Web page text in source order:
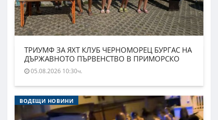
ТРИУМФ ЗА ЯХТ КЛУБ ЧЕРНОМОРЕЦ БУРГАС НА
ДЪРЖАВНОТО ПЪРВЕНСТВО В ПРИМОРСКО
05.08.2026 10:30ч.
ВОДЕЩИ НОВИНИ